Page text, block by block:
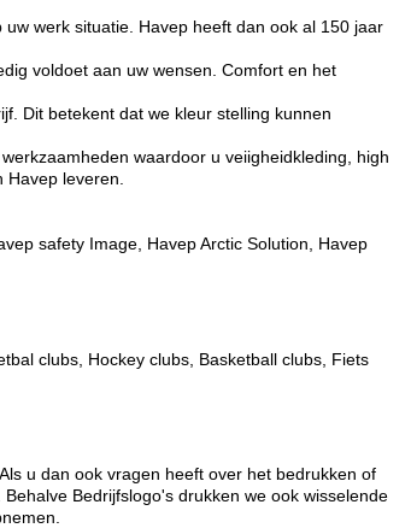
werk situatie. Havep heeft dan ook al 150 jaar
voldoet aan uw wensen. Comfort en het
Dit betekent dat we kleur stelling kunnen
waardoor u veiigheidkleding, high
leveren.
safety Image, Havep Arctic Solution, Havep
clubs, Hockey clubs, Basketball clubs, Fiets
u dan ook vragen heeft over het bedrukken of
Bedrijfslogo's drukken we ook wisselende